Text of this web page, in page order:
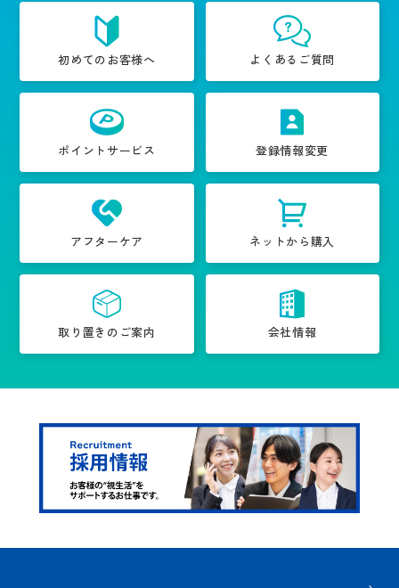
初めてのお客様へ よくあるご質問
ポイントサービス 登録情報変更
アフターケア ネットから購入
取り置きのご案内 会社情報